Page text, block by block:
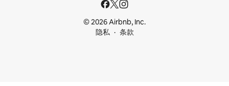
© 2026 Airbnb, Inc.
隐私
条款